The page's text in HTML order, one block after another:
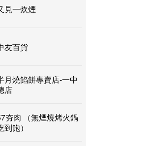
見一炊煙
友百貨
月燒餡餅專賣店-一中
店
夯肉 （無煙燒烤火鍋
到飽）